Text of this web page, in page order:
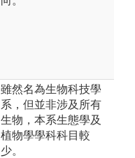
雖然名為生物科技學
系，但並非涉及所有
生物，本系生態學及
植物學學科科目較
少。